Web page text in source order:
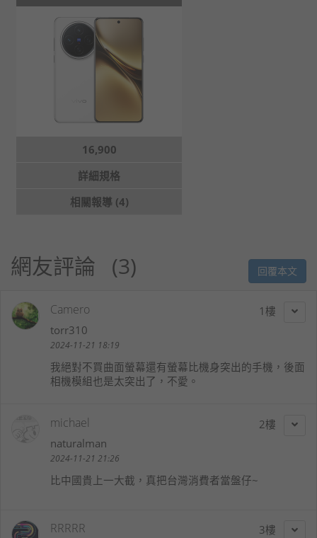
16,900
詳細規格
相關報導 (4)
網友評論 3 回覆本文
1
Camero
torr310
2024-11-21 18:19
我絕對不買曲面螢幕還有螢幕比機身突出的手機，後面
相機模組也是太突出了，不愛。
2
michael
naturalman
2024-11-21 21:26
比中國貴上一大截，真把台灣消費者當盤仔~
3
RRRRR